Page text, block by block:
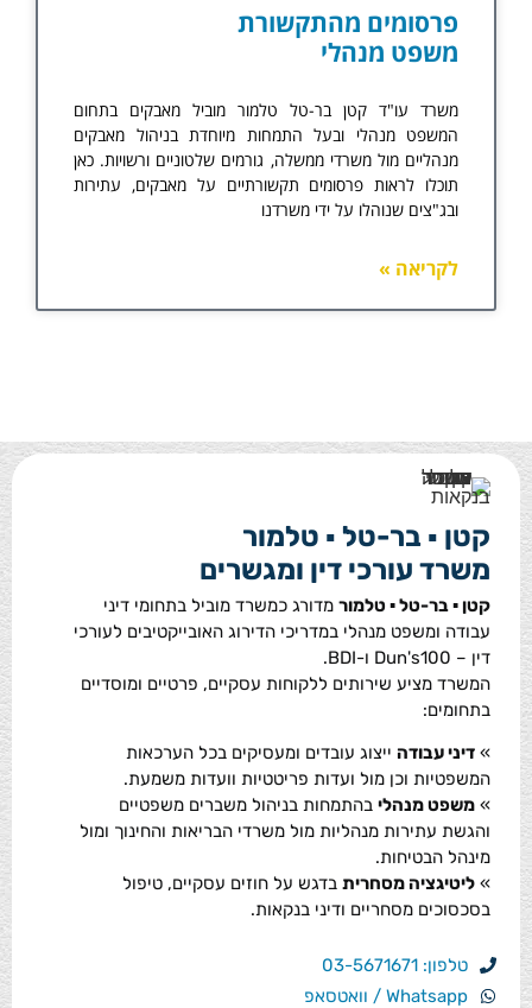
פרסומים מהתקשורת
משפט מנהלי​
משרד עו"ד קטן בר-טל טלמור מוביל מאבקים בתחום
המשפט מנהלי ובעל התמחות מיוחדת בניהול מאבקים
מנהליים מול משרדי ממשלה, גורמים שלטוניים ורשויות. כאן
תוכלו לראות פרסומים תקשורתיים על מאבקים, עתירות
ובג"צים שנוהלו על ידי משרדנו
לקריאה »
קטן ▪ בר-טל ▪ טלמור
משרד עורכי דין ומגשרים
קטן ▪ בר-טל ▪ טלמור מדורג כמשרד מוביל בתחומי דיני
עבודה ומשפט מנהלי במדריכי הדירוג האובייקטיבים לעורכי
דין – Dun's100 ו-BDI.
המשרד מציע שירותים ללקוחות עסקיים, פרטיים ומוסדיים
בתחומים:
» דיני עבודה ייצוג עובדים ומעסיקים בכל הערכאות
המשפטיות וכן מול ועדות פריטטיות וועדות משמעת.
» משפט מנהלי בהתמחות בניהול משברים משפטיים
והגשת עתירות מנהליות מול משרדי הבריאות והחינוך ומול
מינהל הבטיחות.
» ליטיגציה מסחרית בדגש על חוזים עסקיים, טיפול
בסכסוכים מסחריים ודיני בנקאות.
טלפון: 03-5671671
Whatsapp / וואטסאפ